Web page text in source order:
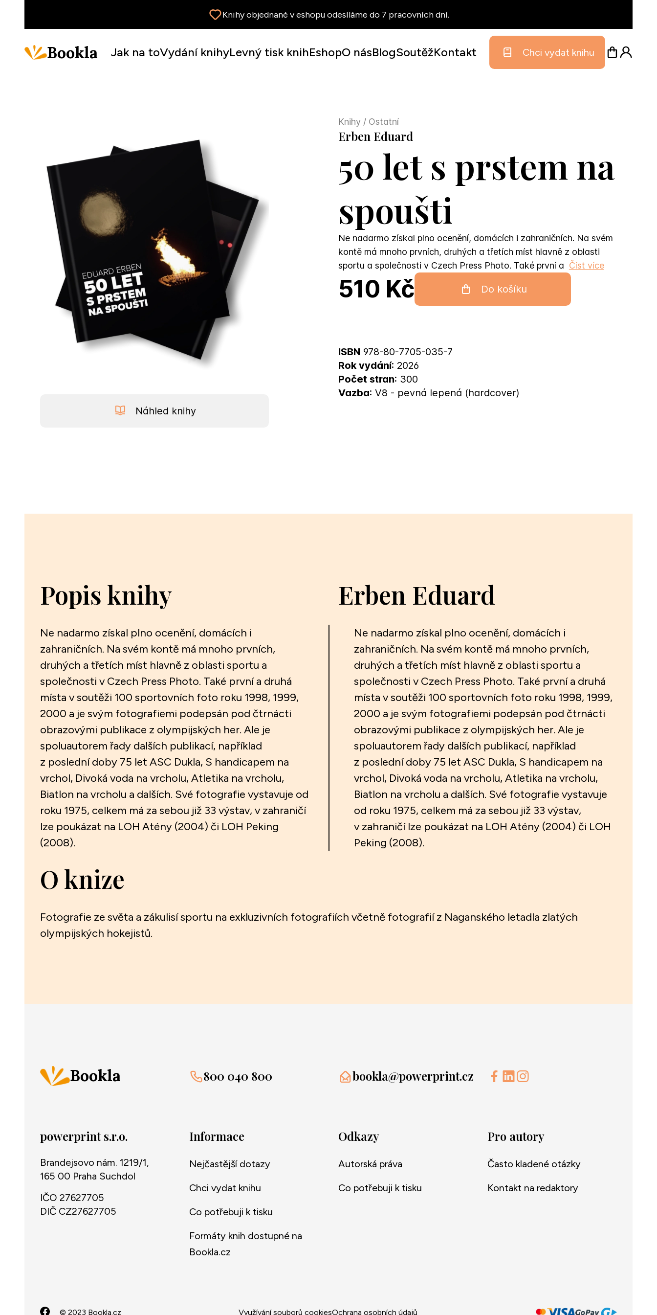
Knihy objednané v eshopu odesíláme do 7 pracovních dní.
Bookla Jak na toVydání knihyLevný tisk knihEshopO násBlogSoutěžKontakt Chci vydat knihu
Náhled knihy
Knihy / Ostatní
Erben Eduard
50 let s prstem na
spoušti
Ne nadarmo získal plno ocenění, domácích i zahraničních. Na svém
kontě má mnoho prvních, druhých a třetích míst hlavně z oblasti
sportu a společnosti v Czech Press Photo. Také první a Číst více
510 Kč Do košíku
ISBN 978-80-7705-035-7
Rok vydání: 2026
Počet stran: 300
Vazba: V8 - pevná lepená (hardcover)
Popis knihy Erben Eduard
Ne nadarmo získal plno ocenění, domácích i
zahraničních. Na svém kontě má mnoho prvních,
druhých a třetích míst hlavně z oblasti sportu a
společnosti v Czech Press Photo. Také první a druhá
místa v soutěži 100 sportovních foto roku 1998, 1999,
2000 a je svým fotografiemi podepsán pod čtrnácti
obrazovými publikace z olympijských her. Ale je
spoluautorem řady dalších publikací, například
z poslední doby 75 let ASC Dukla, S handicapem na
vrchol, Divoká voda na vrcholu, Atletika na vrcholu,
Biatlon na vrcholu a dalších. Své fotografie vystavuje od
roku 1975, celkem má za sebou již 33 výstav, v zahraničí
lze poukázat na LOH Atény (2004) či LOH Peking
(2008).
Ne nadarmo získal plno ocenění, domácích i
zahraničních. Na svém kontě má mnoho prvních,
druhých a třetích míst hlavně z oblasti sportu a
společnosti v Czech Press Photo. Také první a druhá
místa v soutěži 100 sportovních foto roku 1998, 1999,
2000 a je svým fotografiemi podepsán pod čtrnácti
obrazovými publikace z olympijských her. Ale je
spoluautorem řady dalších publikací, například
z poslední doby 75 let ASC Dukla, S handicapem na
vrchol, Divoká voda na vrcholu, Atletika na vrcholu,
Biatlon na vrcholu a dalších. Své fotografie vystavuje
od roku 1975, celkem má za sebou již 33 výstav,
v zahraničí lze poukázat na LOH Atény (2004) či LOH
Peking (2008).
O knize
Fotografie ze světa a zákulisí sportu na exkluzivních fotografiích včetně fotografií z Naganského letadla zlatých
olympijských hokejistů.
Bookla 800 040 800 bookla@powerprint.cz
powerprint s.r.o.
Brandejsovo nám. 1219/1,
165 00 Praha Suchdol
IČO 27627705
DIČ CZ27627705
Informace
Nejčastější dotazy
Chci vydat knihu
Co potřebuji k tisku
Formáty knih dostupné na
Bookla.cz
Odkazy
Autorská práva
Co potřebuji k tisku
Pro autory
Často kladené otázky
Kontakt na redaktory
© 2023 Bookla.cz Využívání souborů cookiesOchrana osobních údajů